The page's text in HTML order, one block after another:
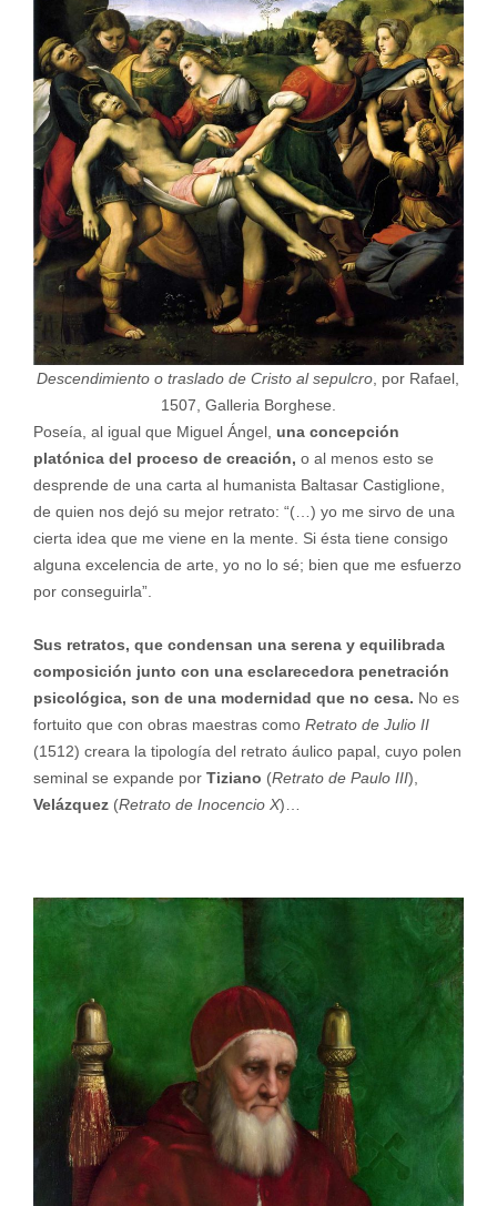
Descendimiento o traslado de Cristo al sepulcro , por Rafael,
1507, Galleria Borghese.
Poseía, al igual que Miguel Ángel, una concepción
platónica del proceso de creación, o al menos esto se
desprende de una carta al humanista Baltasar Castiglione,
de quien nos dejó su mejor retrato: “(…) yo me sirvo de una
cierta idea que me viene en la mente. Si ésta tiene consigo
alguna excelencia de arte, yo no lo sé; bien que me esfuerzo
por conseguirla”.
Sus retratos, que condensan una serena y equilibrada
composición junto con una esclarecedora penetración
psicológica, son de una modernidad que no cesa. No es
fortuito que con obras maestras como Retrato de Julio II
(1512) creara la tipología del retrato áulico papal, cuyo polen
seminal se expande por Tiziano (Retrato de Paulo III),
Velázquez (Retrato de Inocencio X)…